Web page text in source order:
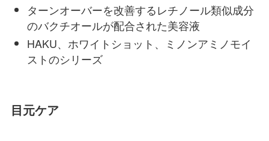
ターンオーバーを改善するレチノール類似成分
のバクチオールが配合された美容液
HAKU、ホワイトショット、ミノンアミノモイ
ストのシリーズ
目元ケア